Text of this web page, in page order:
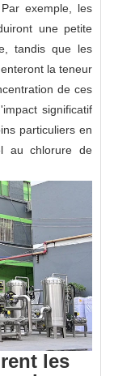
exemple, les
une petite
tandis que les
la teneur
de ces
significatif
particuliers en
au chlorure de
les